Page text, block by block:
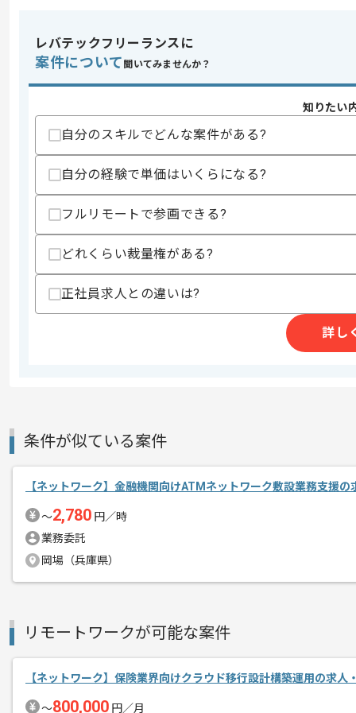
・クライアントまたはSIerへの成果物報
スキルに不安がある方へ
上記に似た経験やスキルをお持ちであれば申
精算・お支払い
精算条件
有
精算基準時間
140時間〜180時間
その他募集要項
商談回数
1回
募集人数
2026/06/01
レバテックフリーランスに
案件について 聞いてみませんか？
知りたい
自分のスキルでどんな案件がある?
自分の経験で単価はいくらになる?
フルリモートで参画できる?
どれくらい裁量権がある?
正社員求人との違いは?
詳し
条件が似ている案件
【ネットワーク】金融機関向けATMネットワーク敷設業務支援の
〜2,780 円／時
業務委託
岡場（兵庫県）
リモートワークが可能な案件
【ネットワーク】保険業界向けクラウド移行設計構築運用の求人
〜800,000 円／月